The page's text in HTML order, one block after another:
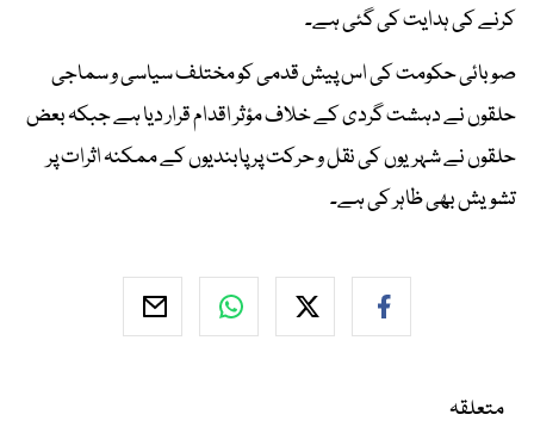
کرنے کی ہدایت کی گئی ہے۔
صوبائی حکومت کی اس پیش قدمی کو مختلف سیاسی و سماجی
حلقوں نے دہشت گردی کے خلاف مؤثر اقدام قرار دیا ہے جبکہ بعض
حلقوں نے شہریوں کی نقل و حرکت پر پابندیوں کے ممکنہ اثرات پر
تشویش بھی ظاہر کی ہے۔
متعلقہ